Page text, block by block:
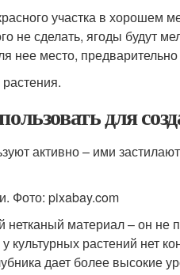
участка в хорошем
не сделать, ягоды будут
нее место,
для
активно – ими
Фото: pixabay.com
материал – он не
культурных растений нет
дает более высокие